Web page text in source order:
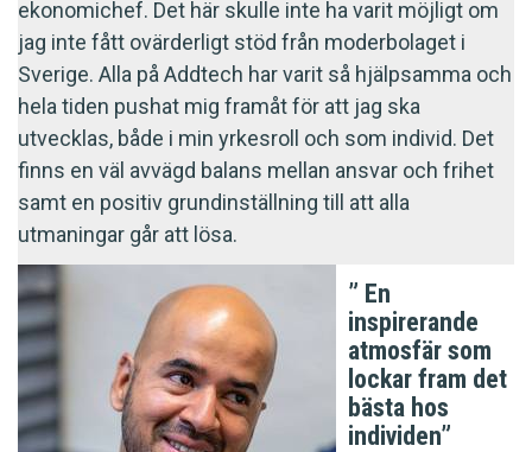
ekonomichef. Det här skulle inte ha varit möjligt om
jag inte fått ovärderligt stöd från moderbolaget i
Sverige. Alla på Addtech har varit så hjälpsamma och
hela tiden pushat mig framåt för att jag ska
utvecklas, både i min yrkesroll och som individ. Det
finns en väl avvägd balans mellan ansvar och frihet
samt en positiv grundinställning till att alla
utmaningar går att lösa.
” En
inspirerande
atmosfär som
lockar fram det
bästa hos
individen”